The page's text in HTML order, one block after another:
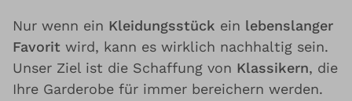
Nur wenn ein Kleidungsstück ein lebenslanger
Favorit wird, kann es wirklich nachhaltig sein.
Unser Ziel ist die Schaffung von Klassikern, die
Ihre Garderobe für immer bereichern werden.